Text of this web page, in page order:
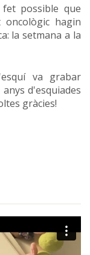
fet possible que
hagin
la setmana a la
va grabar
d'esquiades
gràcies!